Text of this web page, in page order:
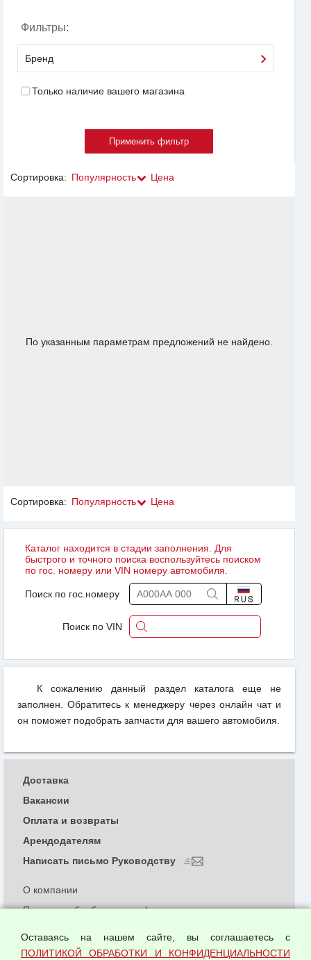
Фильтры:
Бренд
Только наличие вашего магазина
Сортировка: Популярность Цена
По указанным параметрам предложений не найдено.
Сортировка: Популярность Цена
Каталог находится в стадии заполнения. Для
быстрого и точного поиска воспользуйтесь поиском
по гос. номеру или VIN номеру автомобиля.
Поиск по гос.номеру
Поиск по VIN
К сожалению данный раздел каталога еще не
заполнен. Обратитесь к менеджеру через онлайн чат и
он поможет подобрать запчасти для вашего автомобиля.
О компании
Политика обработки и конфиденциальности
Согласием на обработку персональных данных
Доставка
Вакансии
Оплата и возвраты
Арендодателям
Написать письмо Руководству
Оставаясь на нашем сайте, вы соглашаетесь с
ПОЛИТИКОЙ ОБРАБОТКИ И КОНФИДЕНЦИАЛЬНОСТИ